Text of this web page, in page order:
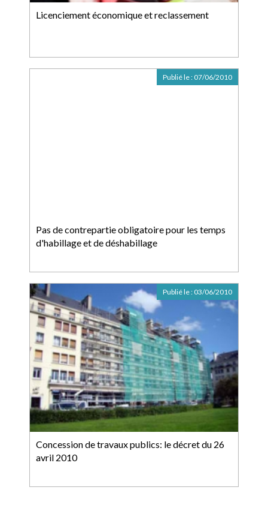
Licenciement économique et reclassement
Pas de contrepartie obligatoire pour les temps
d'habillage et de déshabillage
Publié le : 07/06/2010
Concession de travaux publics: le décret du 26
avril 2010
Publié le : 03/06/2010